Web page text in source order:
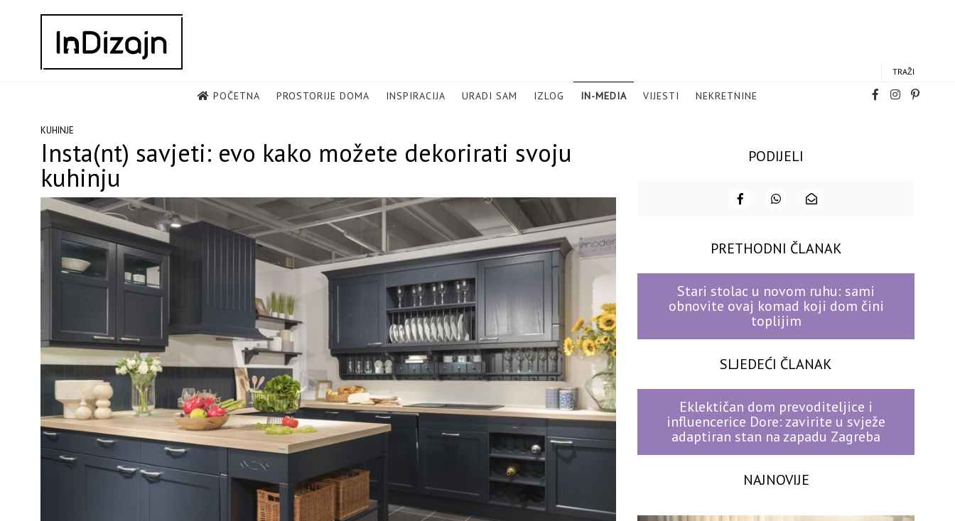
TRAŽI
POČETNA PROSTORIJE DOMA INSPIRACIJA URADI SAM IZLOG IN-MEDIA VIJESTI NEKRETNINE
KUHINJE
Insta(nt) savjeti: evo kako možete dekorirati svoju
kuhinju
PODIJELI
PRETHODNI ČLANAK
Stari stolac u novom ruhu: sami
obnovite ovaj komad koji dom čini
toplijim
SLJEDEĆI ČLANAK
Eklektičan dom prevoditeljice i
influencerice Dore: zavirite u svježe
adaptiran stan na zapadu Zagreba
NAJNOVIJE